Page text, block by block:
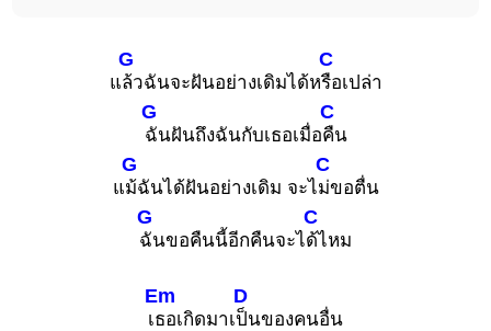
แ
G
ล้วฉันจะฝันอย่างเดิมได้ห
C
รือเปล่า
G
ฉันฝันถึงฉันกับเธอเมื่อ
C
คืน
แ
G
ม้ฉันได้ฝันอย่างเดิม จะไ
C
ม่ขอตื่น
G
ฉันขอคืนนี้อีกคืนจะไ
C
ด้ไหม
เ
Em
ธอเกิดมาเ
D
ป็นของคนอื่น